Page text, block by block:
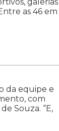
as 46 em
da equipe e
com
Souza. “E,